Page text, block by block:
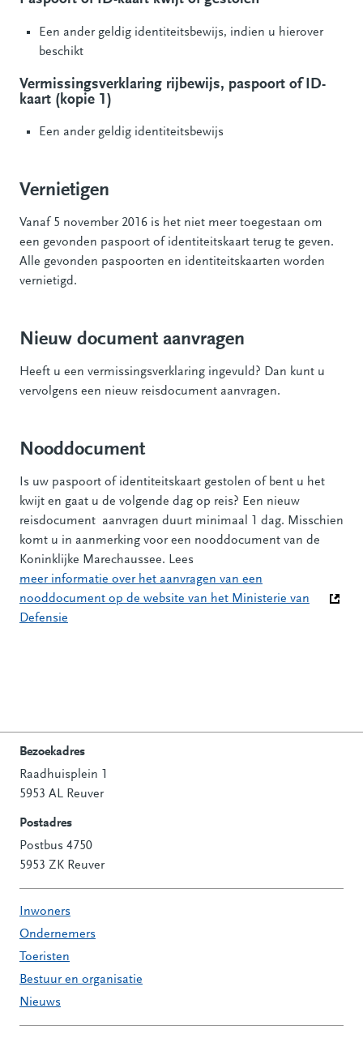
Een ander geldig identiteitsbewijs, indien u hierover
beschikt
Vermissingsverklaring rijbewijs, paspoort of ID-
kaart (kopie 1)
Een ander geldig identiteitsbewijs
Vernietigen
Vanaf 5 november 2016 is het niet meer toegestaan om
een gevonden paspoort of identiteitskaart terug te geven.
Alle gevonden paspoorten en identiteitskaarten worden
vernietigd.
Nieuw document aanvragen
Heeft u een vermissingsverklaring ingevuld? Dan kunt u
vervolgens een nieuw reisdocument aanvragen.
Nooddocument
Is uw paspoort of identiteitskaart gestolen of bent u het
kwijt en gaat u de volgende dag op reis? Een nieuw
reisdocument aanvragen duurt minimaal 1 dag. Misschien
komt u in aanmerking voor een nooddocument van de
Koninklijke Marechaussee. Lees
meer informatie over het aanvragen van een
nooddocument op de website van het Ministerie van
Defensie
Contactinformatie
Bezoekadres
Raadhuisplein 1
5953 AL Reuver
Postadres
Postbus 4750
5953 ZK Reuver
Inwoners
Ondernemers
Toeristen
Bestuur en organisatie
Nieuws